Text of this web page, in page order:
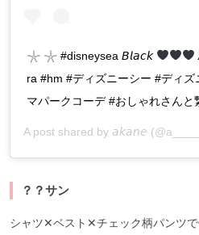
𓇼 𓇼 #disneysea 𝘉𝘭𝘢𝘤𝘬
ra #hm #ディズニーシー #ディ
マパークコーデ #おしゃれさんと
A post shared by 𝘢𝘬𝘢𝘯𝘦
？？サン
シャツ✕ベスト✕チェック柄パンツ